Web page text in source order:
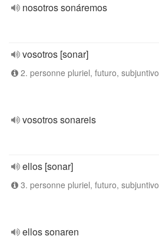
nosotros sonáremos
vosotros [sonar]
2. personne pluriel, futuro, subjuntivo
vosotros sonareis
ellos [sonar]
3. personne pluriel, futuro, subjuntivo
ellos sonaren